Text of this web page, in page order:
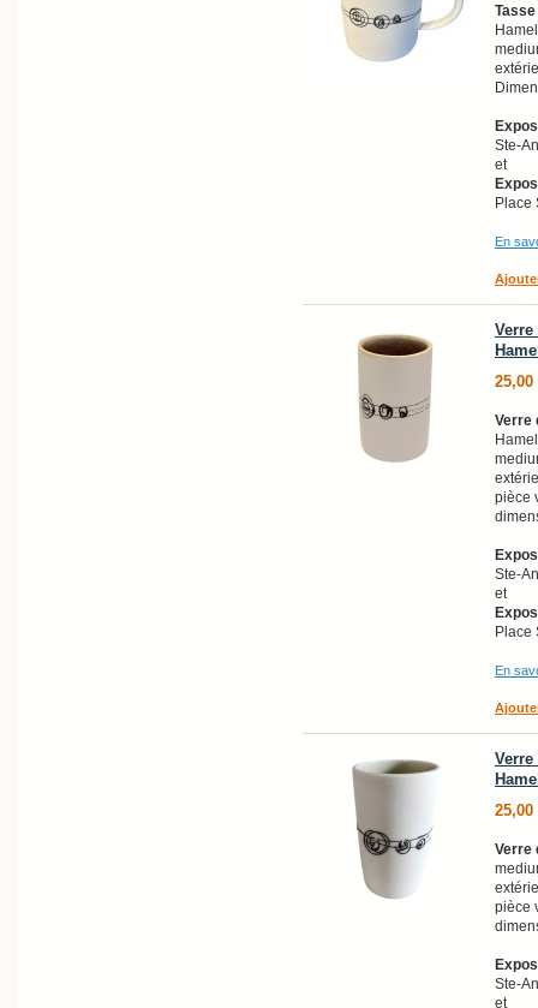
Hamel
Ste-
et
Place
En
25,00
Verre
Hamel
pièce
Ste-
et
Place
En
25,00
Verre
pièce
Ste-
et